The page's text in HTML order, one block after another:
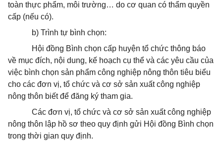
toàn thực phẩm, môi trường… do cơ quan có thẩm quyền
cấp (nếu có).
b) Trình tự bình chọn:
Hội đồng Bình chọn cấp huyện tổ chức thông báo
về mục đích, nội dung, kế hoạch cụ thể và các yêu cầu của
việc bình chọn sản phẩm công nghiệp nông thôn tiêu biểu
cho các đơn vị, tổ chức và cơ sở sản xuất công nghiệp
nông thôn biết để đăng ký tham gia.
Các đơn vị, tổ chức và cơ sở sản xuất công nghiệp
nông thôn lập hồ sơ theo quy định gửi Hội đồng Bình chọn
trong thời gian quy định.